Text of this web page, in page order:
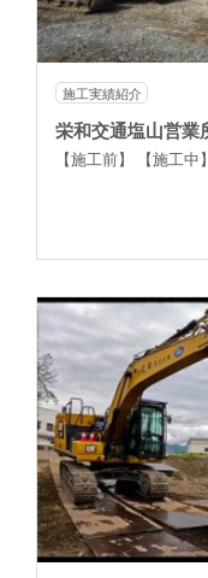
施工実績紹介
栄和交通塩山営業
【施工前】 【施工